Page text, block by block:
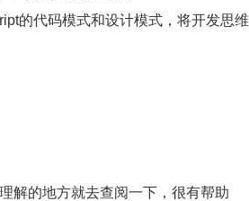
的代码模式和设计模式，将开发思维
解的地方就去查阅一下，很有帮助